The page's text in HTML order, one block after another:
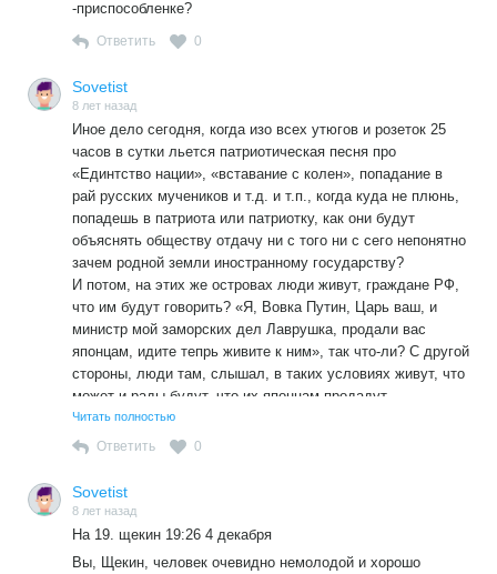
-приспособленке?
Ответить 0
Sovetist
8 лет назад
Иное дело сегодня, когда изо всех утюгов и розеток 25
часов в сутки льется патриотическая песня про
«Единтство нации», «вставание с колен», попадание в
рай русских мучеников и т.д. и т.п., когда куда не плюнь,
попадешь в патриота или патриотку, как они будут
объяснять обществу отдачу ни с того ни с сего непонятно
зачем родной земли иностранному государству?
И потом, на этих же островах люди живут, граждане РФ,
что им будут говорить? «Я, Вовка Путин, Царь ваш, и
министр мой заморских дел Лаврушка, продали вас
японцам, идите тепрь живите к ним», так что-ли? С другой
стороны, люди там, слышал, в таких условиях живут, что
может и рады будут, что их японцам продадут.
В общем, позор несусветный, впору харакири делать…
Читать полностью
Ответить 0
Sovetist
8 лет назад
На 19. щекин 19:26 4 декабря
Вы, Щекин, человек очевидно немолодой и хорошо